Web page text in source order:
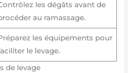
les dégâts avant de
au ramassage.
les équipements pour
le levage.
de levage